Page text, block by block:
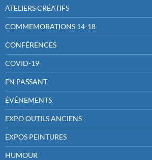
ATELIERS CRÉATIFS
COMMEMORATIONS 14-18
CONFÉRENCES
COVID-19
EN PASSANT
ÉVÉNEMENTS
EXPO OUTILS ANCIENS
EXPOS PEINTURES
HUMOUR